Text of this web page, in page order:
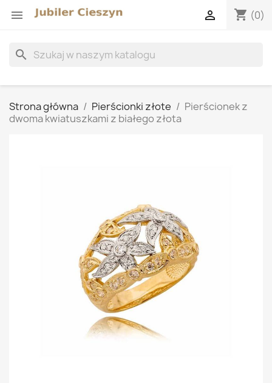
 shopping_cart (0)

search
Strona główna Pierścionki złote
Pierścionek z
dwoma kwiatuszkami z białego złota